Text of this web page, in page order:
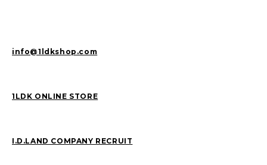
info@1ldkshop.com
1LDK ONLINE STORE
I.D.LAND COMPANY RECRUIT